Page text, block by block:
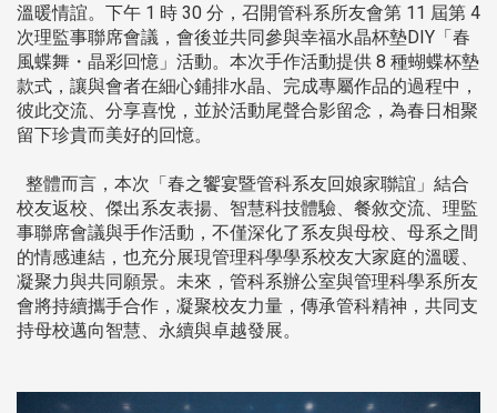
溫暖情誼。下午 1 時 30 分，召開管科系所友會第 11 屆第 4
次理監事聯席會議，會後並共同參與幸福水晶杯墊DIY「春
風蝶舞・晶彩回憶」活動。本次手作活動提供 8 種蝴蝶杯墊
款式，讓與會者在細心鋪排水晶、完成專屬作品的過程中，
彼此交流、分享喜悅，並於活動尾聲合影留念，為春日相聚
留下珍貴而美好的回憶。
整體而言，本次「春之饗宴暨管科系友回娘家聯誼」結合
校友返校、傑出系友表揚、智慧科技體驗、餐敘交流、理監
事聯席會議與手作活動，不僅深化了系友與母校、母系之間
的情感連結，也充分展現管理科學學系校友大家庭的溫暖、
凝聚力與共同願景。未來，管科系辦公室與管理科學系所友
會將持續攜手合作，凝聚校友力量，傳承管科精神，共同支
持母校邁向智慧、永續與卓越發展。